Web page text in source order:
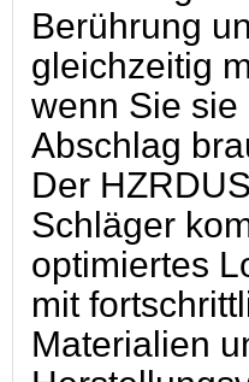
Berührung
gleichzeitig
wenn Sie sie
Abschlag
Der
Schläger
optimiertes
mit
Materialien